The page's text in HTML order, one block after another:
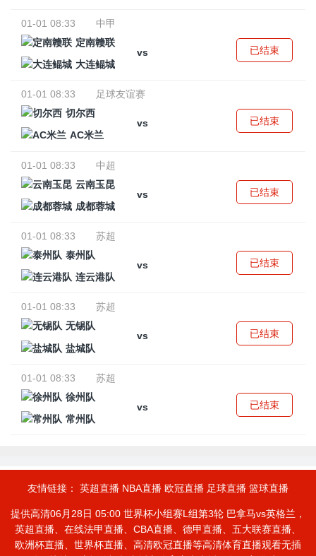
01-01 08:33
中甲
定南赣联
vs
大连鲲城
已结束
01-01 08:33
足球友谊赛
切尔西
vs
AC米兰
已结束
01-01 08:33
中超
云南玉昆
vs
成都蓉城
已结束
01-01 08:33
苏超
泰州队
vs
连云港队
已结束
01-01 08:33
苏超
无锡队
vs
盐城队
已结束
01-01 08:33
苏超
徐州队
vs
常州队
已结束
友情链接： 英超直播 NBA直播 欧冠直播 足球直播 篮球直播
提供高清06月28日 05:00 世界杯小组赛L组第3轮 巴拿马vs英格兰，
英超直播、在线法甲直播、CBA直播、德甲直播、五大联赛直播、
欧洲杯直播、世界杯直播、高清欧冠直播等高清体育直播观看无插